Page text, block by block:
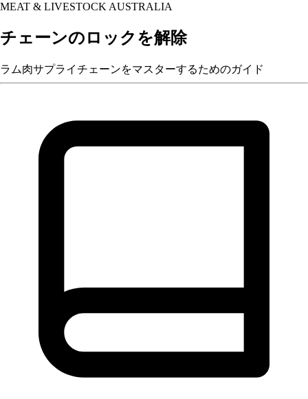
MEAT & LIVESTOCK AUSTRALIA
チェーンのロックを解除
ラム肉サプライチェーンをマスターするためのガイド